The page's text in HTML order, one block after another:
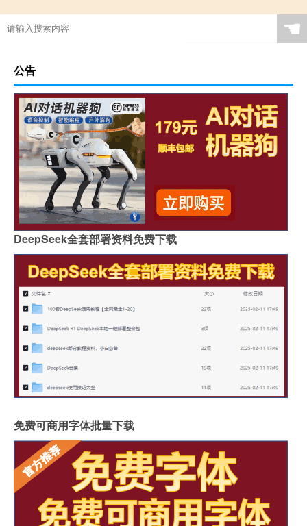
☚
公告
DeepSeek全套部署资料免费下载
免费可商用字体批量下载